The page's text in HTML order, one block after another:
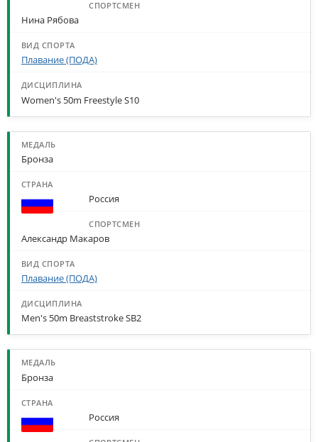
Нина Рябова
Плавание (ПОДА)
Women's 50m Freestyle S10
Бронза
Россия
Александр Макаров
Плавание (ПОДА)
Men's 50m Breaststroke SB2
Бронза
Россия